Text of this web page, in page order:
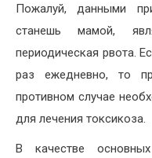
Пожалуй, данными
станешь мамой,
периодическая рвота.
раз ежедневно, то
противном случае
для лечения токсикоза.
В качестве